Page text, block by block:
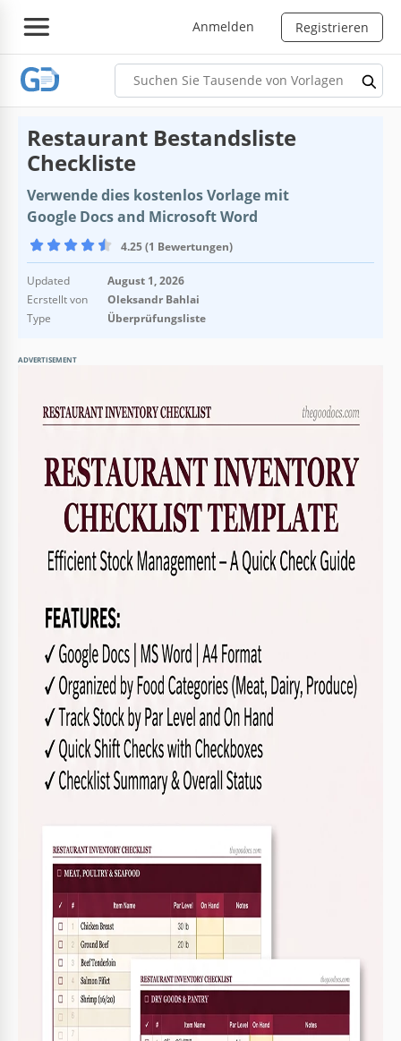
Anmelden Registrieren
Restaurant Bestandsliste
Checkliste
Verwende dies kostenlos Vorlage mit
Google Docs and Microsoft Word
4.25 (1 Bewertungen)
Updated
August 1, 2026
Ecrstellt von
Oleksandr Bahlai
Type
Überprüfungsliste
ADVERTISEMENT